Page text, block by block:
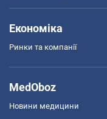
Економіка
Ринки та компанії
MedOboz
Новини медицини